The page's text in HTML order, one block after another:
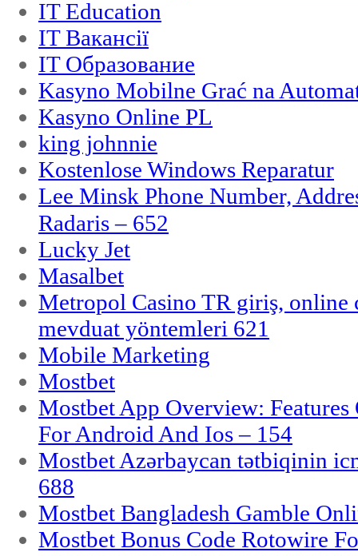
IT Education
IT Вакансії
IT Образование
Kasyno Mobilne Grać na
Kasyno Online PL
king johnnie
Kostenlose Windows Reparatur
Lee Minsk Phone Number,
Radaris – 652
Lucky Jet
Masalbet
Metropol Casino TR giriş, online
mevduat yöntemleri 621
Mobile Marketing
Mostbet
Mostbet App Overview:
For Android And Ios – 154
Mostbet Azərbaycan tətbiqinin
688
Mostbet Bangladesh Gamble
Mostbet Bonus Code Rotowire